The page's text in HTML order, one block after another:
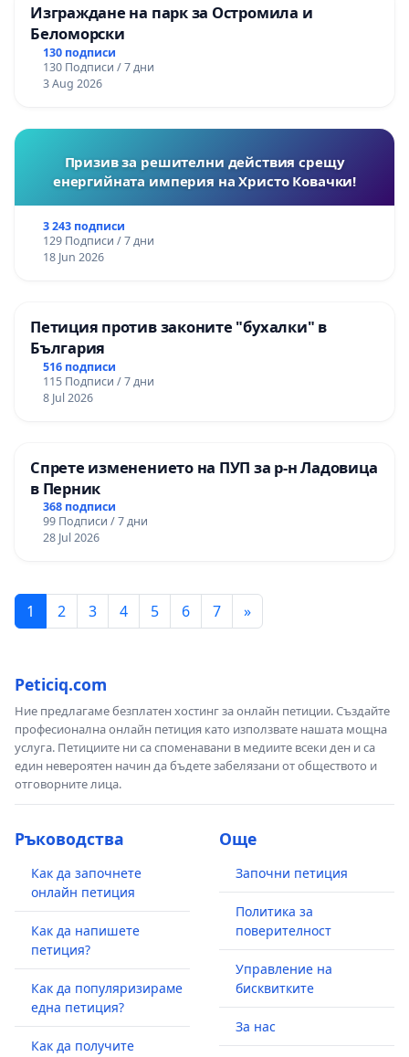
Изграждане на парк за Остромила и
Беломорски
130 подписи
130 Подписи / 7 дни
3 Aug 2026
Призив за решителни действия срещу
енергийната империя на Христо Ковачки!
3 243 подписи
129 Подписи / 7 дни
18 Jun 2026
Петиция против законите "бухалки" в
България
516 подписи
115 Подписи / 7 дни
8 Jul 2026
Спрете изменението на ПУП за р-н Ладовица
в Перник
368 подписи
99 Подписи / 7 дни
28 Jul 2026
1 2 3 4 5 6 7 »
Peticiq.com
Ние предлагаме безплатен хостинг за онлайн петиции. Създайте
професионална онлайн петиция като използвате нашата мощна
услуга. Петициите ни са споменавани в медиите всеки ден и са
един невероятен начин да бъдете забелязани от обществото и
отговорните лица.
Ръководства
Как да започнете
онлайн петиция
Как да напишете
петиция?
Как да популяризираме
една петиция?
Как да получите
Още
Започни петиция
Политика за
поверителност
Управление на
бисквитките
За нас